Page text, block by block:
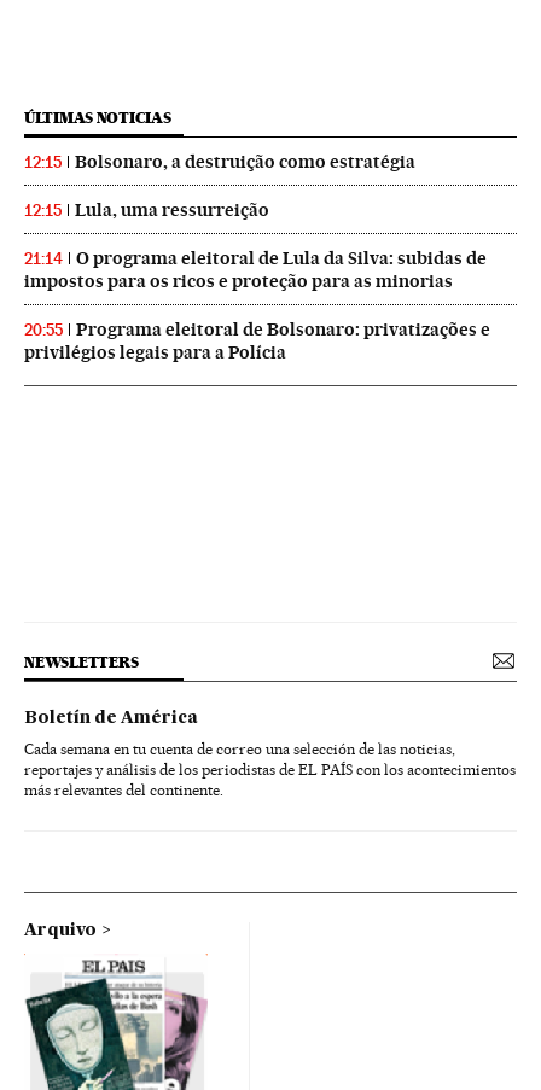
ÚLTIMAS NOTICIAS
12:15 Bolsonaro, a destruição como estratégia
12:15 Lula, uma ressurreição
21:14
O programa eleitoral de Lula da Silva: subidas de
impostos para os ricos e proteção para as minorias
20:55
Programa eleitoral de Bolsonaro: privatizações e
privilégios legais para a Polícia
NEWSLETTERS
Boletín de América
Cada semana en tu cuenta de correo una selección de las noticias,
reportajes y análisis de los periodistas de EL PAÍS con los acontecimientos
más relevantes del continente.
Arquivo